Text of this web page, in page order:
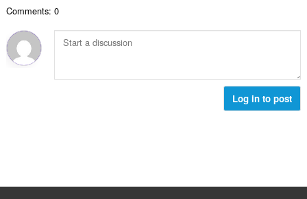
Comments: 0
Log in to post